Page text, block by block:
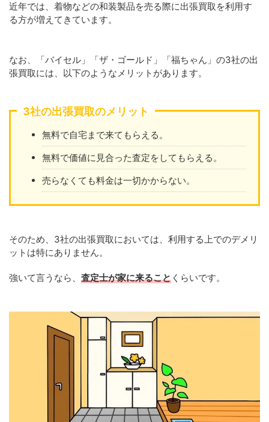
近年では、着物などの和装製品を売る際に出張買取を利用す
る方が増えてきています。
なお、「バイセル」「ザ・ゴールド」「福ちゃん」の3社の出
張買取には、以下のようなメリットがあります。
3社の出張買取のメリット
無料で自宅まで来てもらえる。
無料で価値に見合った査定をしてもらえる。
売らなくても料金は一切かからない。
そのため、3社の出張買取においては、利用する上でのデメリ
ットは特にありません。
強いて言うなら、 査定士が家に来ること くらいです。